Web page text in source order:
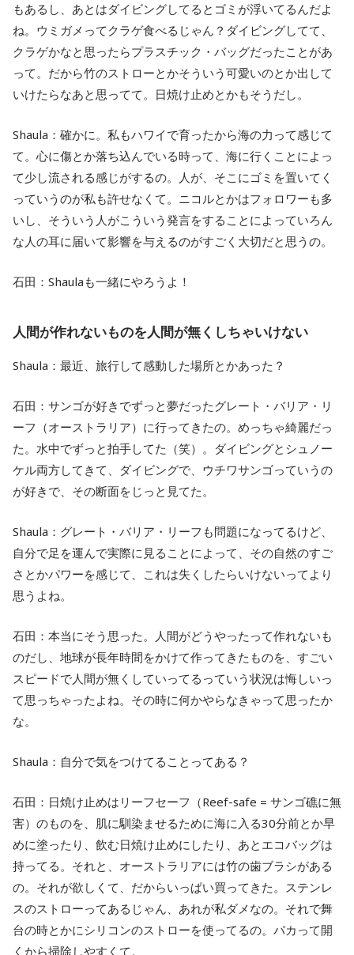
もあるし、あとはダイビングしてるとゴミが浮いてるんだよ
ね。ウミガメってクラゲ食べるじゃん？ダイビングしてて、
クラゲかなと思ったらプラスチック・バッグだったことがあ
って。だから竹のストローとかそういう可愛いのとか出して
いけたらなあと思ってて。日焼け止めとかもそうだし。
Shaula：確かに。私もハワイで育ったから海の力って感じて
て。心に傷とか落ち込んでいる時って、海に行くことによっ
て少し流される感じがするの。人が、そこにゴミを置いてく
っていうのが私も許せなくて。ニコルとかはフォロワーも多
いし、そういう人がこういう発言をすることによっていろん
な人の耳に届いて影響を与えるのがすごく大切だと思うの。
石田：Shaulaも一緒にやろうよ！
人間が作れないものを人間が無くしちゃいけない
Shaula：最近、旅行して感動した場所とかあった？
石田：サンゴが好きでずっと夢だったグレート・バリア・リ
ーフ（オーストラリア）に行ってきたの。めっちゃ綺麗だっ
た。水中でずっと拍手してた（笑）。ダイビングとシュノー
ケル両方してきて、ダイビングで、ウチワサンゴっていうの
が好きで、その断面をじっと見てた。
Shaula：グレート・バリア・リーフも問題になってるけど、
自分で足を運んで実際に見ることによって、その自然のすご
さとかパワーを感じて、これは失くしたらいけないってより
思うよね。
石田：本当にそう思った。人間がどうやったって作れないも
のだし、地球が長年時間をかけて作ってきたものを、すごい
スピードで人間が無くしていってるっていう状況は悔しいっ
て思っちゃったよね。その時に何かやらなきゃって思ったか
な。
Shaula：自分で気をつけてることってある？
石田：日焼け止めはリーフセーフ（Reef-safe = サンゴ礁に無
害）のものを、肌に馴染ませるために海に入る30分前とか早
めに塗ったり、飲む日焼け止めにしたり、あとエコバッグは
持ってる。それと、オーストラリアには竹の歯ブラシがある
の。それが欲しくて、だからいっぱい買ってきた。ステンレ
スのストローってあるじゃん、あれが私ダメなの。それで舞
台の時とかにシリコンのストローを使ってるの。パカって開
くから掃除しやすくて。